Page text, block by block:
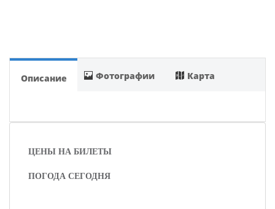
Описание Фотографии Карта
ЦЕНЫ НА БИЛЕТЫ
ПОГОДА СЕГОДНЯ